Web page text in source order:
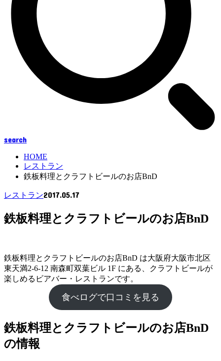
search
HOME
レストラン
鉄板料理とクラフトビールのお店BnD
レストラン2017.05.17
鉄板料理とクラフトビールのお店BnD
鉄板料理とクラフトビールのお店BnD は大阪府大阪市北区
東天満2-6-12 南森町双葉ビル 1F にある、クラフトビールが
楽しめるビアバー・レストランです。
食べログで口コミを見る
鉄板料理とクラフトビールのお店BnD
の情報